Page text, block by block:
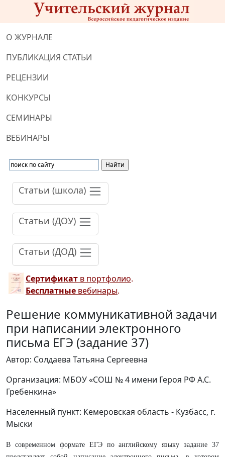
О ЖУРНАЛЕ
ПУБЛИКАЦИЯ СТАТЬИ
РЕЦЕНЗИИ
КОНКУРСЫ
СЕМИНАРЫ
ВЕБИНАРЫ
Статьи (школа)
Статьи (ДОУ)
Статьи (ДОД)
Сертификат в портфолио.
Бесплатные вебинары.
Решение коммуникативной задачи
при написании электронного
письма ЕГЭ (задание 37)
Автор: Солдаева Татьяна Сергеевна
Организация: МБОУ «СОШ № 4 имени Героя РФ А.С.
Гребенкина»
Населенный пункт: Кемеровская область - Кузбасс, г.
Мыски
В современном формате ЕГЭ по английскому языку задание 37